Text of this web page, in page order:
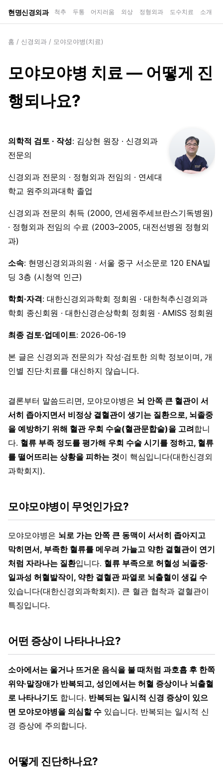
현명신경외과 척추 두통 어지러움 외상 정형외과 도수치료 소개
홈 / 신경외과 / 모야모야병(치료)
모야모야병 치료 — 어떻게 진
행되나요?
의학적 검토 · 작성: 김상현 원장 · 신경외과
전문의
신경외과 전문의 · 정형외과 전임의 · 연세대
학교 원주의과대학 졸업
신경외과 전문의 취득 (2000, 연세원주세브란스기독병원)
· 정형외과 전임의 수료 (2003–2005, 대전선병원 정형외
과)
소속: 현명신경외과의원 · 서울 중구 서소문로 120 ENA빌
딩 3층 (시청역 인근)
학회·자격: 대한신경외과학회 정회원 · 대한척추신경외과
학회 종신회원 · 대한신경손상학회 정회원 · AMISS 정회원
최종 검토·업데이트: 2026-06-19
본 글은 신경외과 전문의가 작성·검토한 의학 정보이며, 개
인별 진단·치료를 대신하지 않습니다.
결론부터 말씀드리면, 모야모야병은 뇌 안쪽 큰 혈관이 서
서히 좁아지면서 비정상 곁혈관이 생기는 질환으로, 뇌졸중
을 예방하기 위해 혈관 우회 수술(혈관문합술)을 고려합니
다. 혈류 부족 정도를 평가해 우회 수술 시기를 정하고, 혈류
를 떨어뜨리는 상황을 피하는 것이 핵심입니다(대한신경외
과학회지).
모야모야병이 무엇인가요?
모야모야병은 뇌로 가는 안쪽 큰 동맥이 서서히 좁아지고
막히면서, 부족한 혈류를 메우려 가늘고 약한 곁혈관이 연기
처럼 자라나는 질환입니다. 혈류 부족으로 허혈성 뇌졸중·
일과성 허혈발작이, 약한 곁혈관 파열로 뇌출혈이 생길 수
있습니다(대한신경외과학회지). 큰 혈관 협착과 곁혈관이
특징입니다.
어떤 증상이 나타나나요?
소아에서는 울거나 뜨거운 음식을 불 때처럼 과호흡 후 한쪽
위약·말장애가 반복되고, 성인에서는 허혈 증상이나 뇌출혈
로 나타나기도 합니다. 반복되는 일시적 신경 증상이 있으
면 모야모야병을 의심할 수 있습니다. 반복되는 일시적 신
경 증상에 주의합니다.
어떻게 진단하나요?